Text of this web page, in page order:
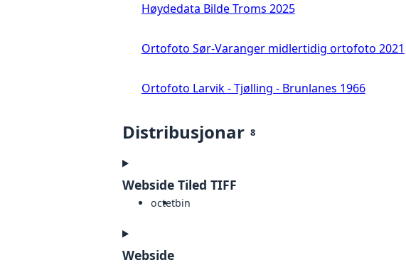
Høydedata Bilde Troms 2025
Ortofoto Sør-Varanger midlertidig ortofoto 2021
Ortofoto Larvik - Tjølling - Brunlanes 1966
Distribusjonar 8
Webside Tiled TIFF
octetbin
Webside